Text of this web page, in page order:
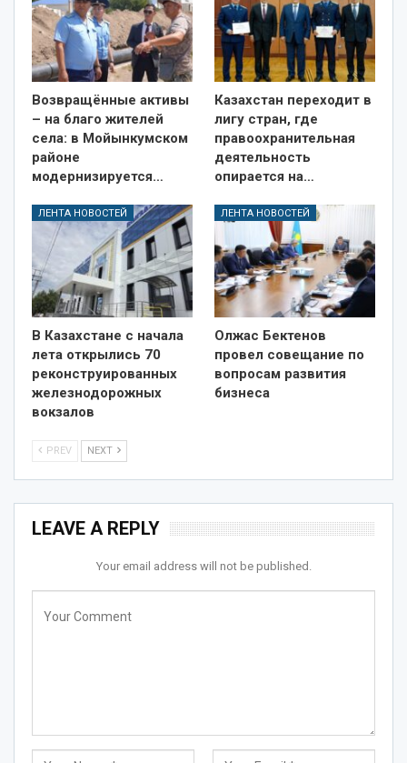
Возвращённые активы
– на благо жителей
села: в Мойынкумском
районе
модернизируется…
Казахстан переходит в
лигу стран, где
правоохранительная
деятельность
опирается на…
ЛЕНТА НОВОСТЕЙ
В Казахстане с начала
лета открылись 70
реконструированных
железнодорожных
вокзалов
ЛЕНТА НОВОСТЕЙ
Олжас Бектенов
провел совещание по
вопросам развития
бизнеса
PREV NEXT
LEAVE A REPLY
Your email address will not be published.